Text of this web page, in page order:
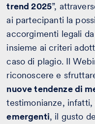
trend 2025”,
ai partecipanti la
accorgimenti legali
insieme ai criteri
caso di plagio. Il
riconoscere e
nuove tendenze di
testimonianze, infatti,
emergenti, il gusto